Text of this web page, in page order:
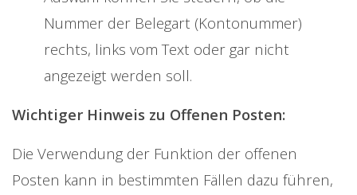
Nummer der Belegart (Kontonummer)
rechts, links vom Text oder gar nicht
angezeigt werden soll.
Wichtiger Hinweis zu Offenen Posten:
Die Verwendung der Funktion der offenen
Posten kann in bestimmten Fällen dazu führen,